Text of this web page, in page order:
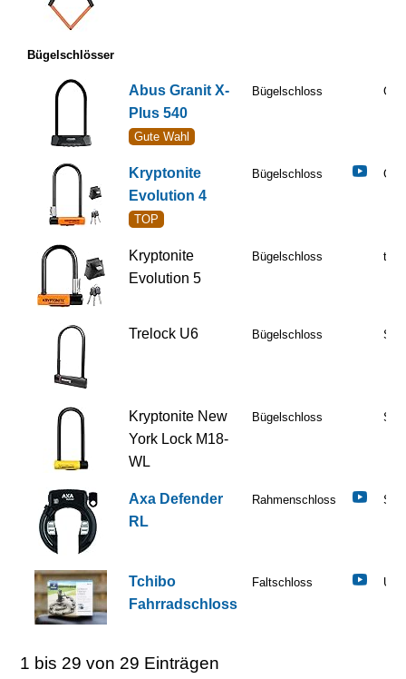
Bügelschlösser
Abus Granit X-
Plus 540
Gute Wahl
Bügelschloss Gut
Kryptonite
Evolution 4
TOP
Bügelschloss Gut
Kryptonite
Evolution 5
Bügelschloss tbc
Trelock U6 Bügelschloss
Kryptonite New
York Lock M18-
WL
Bügelschloss
Axa Defender
RL
Rahmenschloss
Tchibo
Fahrradschloss
Faltschloss
1 bis 29 von 29 Einträgen